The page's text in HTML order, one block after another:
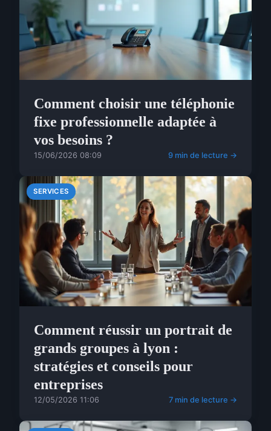
Comment choisir une téléphonie
fixe professionnelle adaptée à
vos besoins ?
15/06/2026 08:09 9 min de lecture →
SERVICES
Comment réussir un portrait de
grands groupes à lyon :
stratégies et conseils pour
entreprises
12/05/2026 11:06 7 min de lecture →